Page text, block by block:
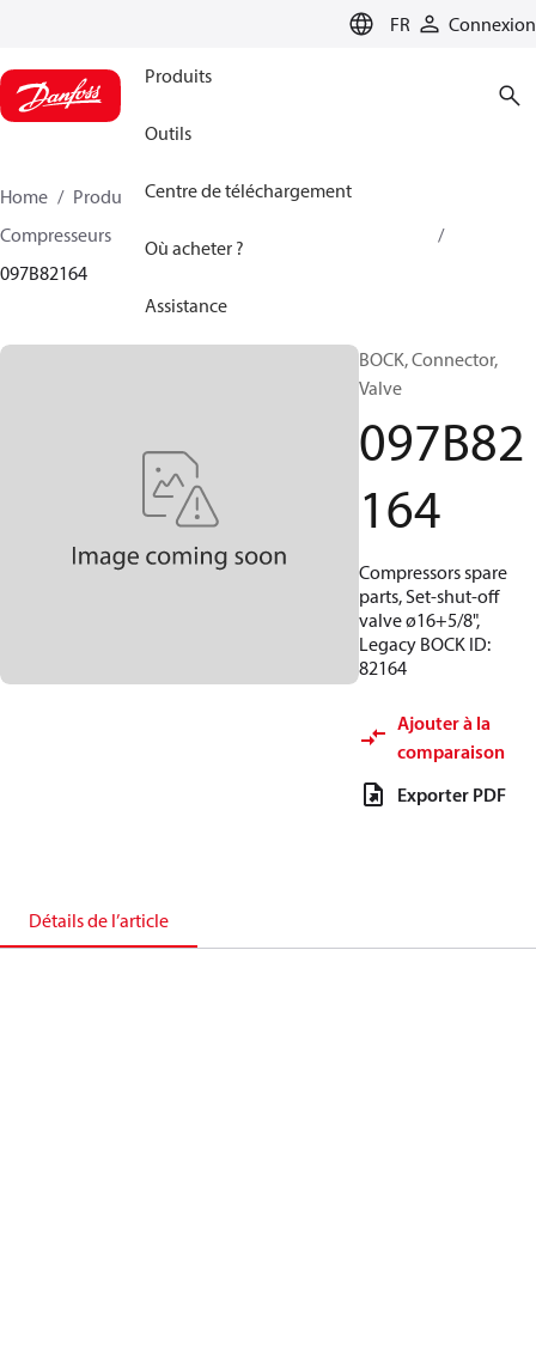
FR Connexion
Produits
Outils
Centre de téléchargement
Où acheter ?
Assistance
Home Produits
Climate Solutions - chauffage
Compresseurs
097B82164
BOCK, Connector,
Valve
097B82
164
Compressors spare
parts, Set-shut-off
valve ø16+5/8",
Legacy BOCK ID:
82164
Ajouter à la
comparaison
Exporter PDF
Détails de l’article